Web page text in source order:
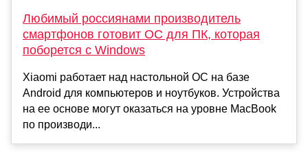
Любимый россиянами производитель
смартфонов готовит ОС для ПК, которая
поборется с Windows
Xiaomi работает над настольной ОС на базе
Android для компьютеров и ноутбуков. Устройства
на ее основе могут оказаться на уровне MacBook
по производи...